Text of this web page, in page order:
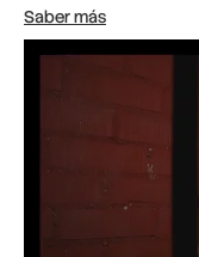
Saber más